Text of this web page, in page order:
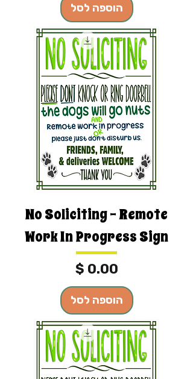
הוספה לסל
No Soliciting - Remote
Work In Progress Sign
מחיר
הוספה לסל